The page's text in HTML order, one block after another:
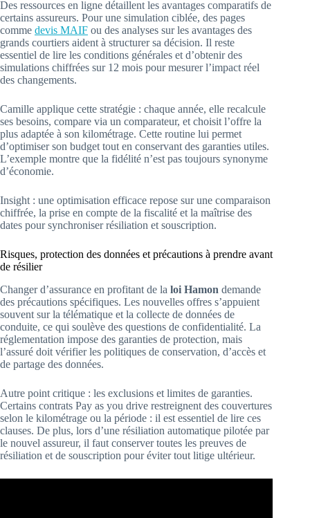
Des ressources en ligne détaillent les avantages comparatifs de
certains assureurs. Pour une simulation ciblée, des pages
comme devis MAIF ou des analyses sur les avantages des
grands courtiers aident à structurer sa décision. Il reste
essentiel de lire les conditions générales et d’obtenir des
simulations chiffrées sur 12 mois pour mesurer l’impact réel
des changements.
Camille applique cette stratégie : chaque année, elle recalcule
ses besoins, compare via un comparateur, et choisit l’offre la
plus adaptée à son kilométrage. Cette routine lui permet
d’optimiser son budget tout en conservant des garanties utiles.
L’exemple montre que la fidélité n’est pas toujours synonyme
d’économie.
Insight : une optimisation efficace repose sur une comparaison
chiffrée, la prise en compte de la fiscalité et la maîtrise des
dates pour synchroniser résiliation et souscription.
Risques, protection des données et précautions à prendre avant
de résilier
Changer d’assurance en profitant de la loi Hamon demande
des précautions spécifiques. Les nouvelles offres s’appuient
souvent sur la télématique et la collecte de données de
conduite, ce qui soulève des questions de confidentialité. La
réglementation impose des garanties de protection, mais
l’assuré doit vérifier les politiques de conservation, d’accès et
de partage des données.
Autre point critique : les exclusions et limites de garanties.
Certains contrats Pay as you drive restreignent des couvertures
selon le kilométrage ou la période : il est essentiel de lire ces
clauses. De plus, lors d’une résiliation automatique pilotée par
le nouvel assureur, il faut conserver toutes les preuves de
résiliation et de souscription pour éviter tout litige ultérieur.